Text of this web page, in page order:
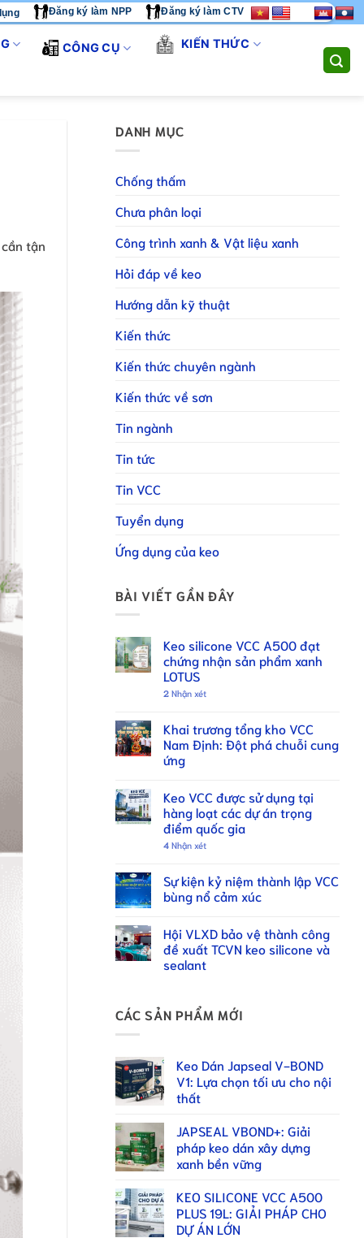
TÔI CUNG CẤP GIẢI PHÁP THI CÔNG TOÀN DIỆN. LIÊN HỆ
Đăng ký làm NPP Đăng ký làm CTV
CÔNG CỤ KIẾN THỨC
tận
DANH MỤC
Chống thấm
Chưa phân loại
Công trình xanh & Vật liệu xanh
Hỏi đáp về keo
Hướng dẫn kỹ thuật
Kiến thức
Kiến thức chuyên ngành
Kiến thức về sơn
Tin ngành
Tin tức
Tin VCC
Tuyển dụng
Ứng dụng của keo
BÀI VIẾT GẦN ĐÂY
Keo silicone VCC A500 đạt
chứng nhận sản phẩm xanh
LOTUS
2 Nhận xét
Khai trương tổng kho VCC
Nam Định: Đột phá chuỗi cung
ứng
Keo VCC được sử dụng tại
hàng loạt các dự án trọng
điểm quốc gia
4 Nhận xét
Sự kiện kỷ niệm thành lập VCC
bùng nổ cảm xúc
Hội VLXD bảo vệ thành công
đề xuất TCVN keo silicone và
sealant
CÁC SẢN PHẨM MỚI
Keo Dán Japseal V-BOND
V1: Lựa chọn tối ưu cho nội
thất
JAPSEAL VBOND+: Giải
pháp keo dán xây dựng
xanh bền vững
KEO SILICONE VCC A500
PLUS 19L: GIẢI PHÁP CHO
DỰ ÁN LỚN